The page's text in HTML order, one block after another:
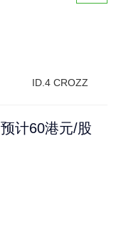
ID.4 CROZZ
计60港元/股